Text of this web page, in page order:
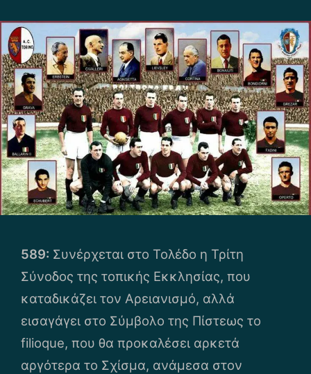
589: Συνέρχεται στο Τολέδο η Τρίτη
Σύνοδος της τοπικής Εκκλησίας, που
καταδικάζει τον Αρειανισμό, αλλά
εισαγάγει στο Σύμβολο της Πίστεως το
filioque, που θα προκαλέσει αρκετά
αργότερα το Σχίσμα, ανάμεσα στον